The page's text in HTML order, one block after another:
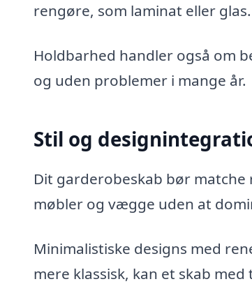
rengøre, som laminat eller
Holdbarhed handler også om
og uden problemer i mange år.
Stil og
Dit garderobeskab bør
møbler og vægge uden at
Minimalistiske designs med
mere klassisk, kan et skab